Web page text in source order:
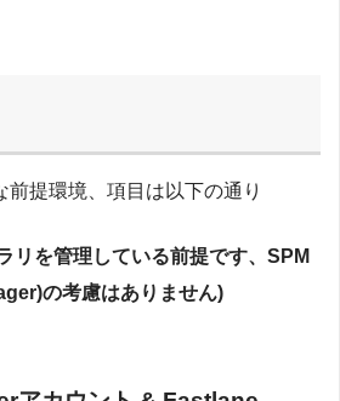
前提環境、項目は以下の通り
リを管理している前提です、SPM
の考慮はありません)